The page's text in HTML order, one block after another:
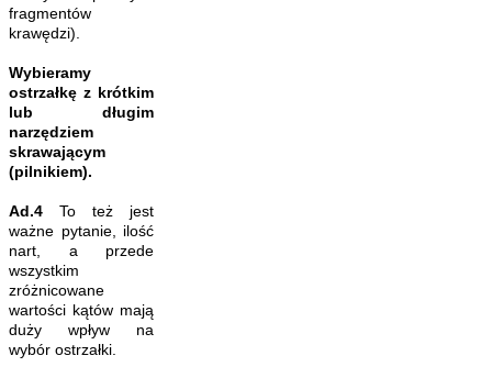
fragmentów
krawędzi).
Wybieramy
ostrzałkę z krótkim
lub długim
narzędziem
skrawającym
(pilnikiem).
Ad.4 To też jest
ważne pytanie, ilość
nart, a przede
wszystkim
zróżnicowane
wartości kątów mają
duży wpływ na
wybór ostrzałki.